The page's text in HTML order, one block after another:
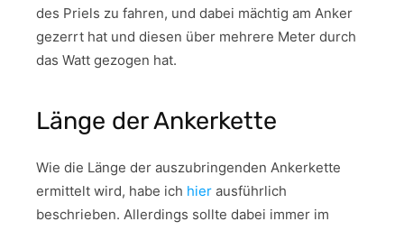
des Priels zu fahren, und dabei mächtig am Anker
gezerrt hat und diesen über mehrere Meter durch
das Watt gezogen hat.
Länge der Ankerkette
Wie die Länge der auszubringenden Ankerkette
ermittelt wird, habe ich hier ausführlich
beschrieben. Allerdings sollte dabei immer im